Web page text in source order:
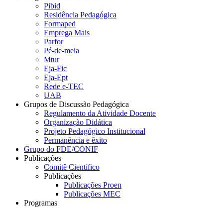
Pibid
Residência Pedagógica
Formaped
Emprega Mais
Parfor
Pé-de-meia
Mtur
Eja-Fic
Eja-Ept
Rede e-TEC
UAB
Grupos de Discussão Pedagógica
Regulamento da Atividade Docente
Organização Didática
Projeto Pedagógico Institucional
Permanência e êxito
Grupo do FDE/CONIF
Publicações
Comitê Científico
Publicações
Publicações Proen
Publicações MEC
Programas